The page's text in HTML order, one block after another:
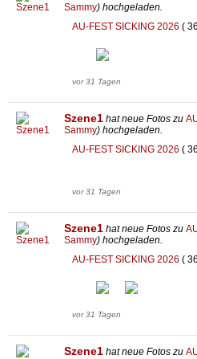
Sammy) hochgeladen.
AU-FEST SICKING 2026 (
vor 31 Tagen
Szene1 hat neue Fotos zu
Sammy) hochgeladen.
AU-FEST SICKING 2026 (
vor 31 Tagen
Szene1 hat neue Fotos zu
Sammy) hochgeladen.
AU-FEST SICKING 2026 (
vor 31 Tagen
Szene1 hat neue Fotos zu